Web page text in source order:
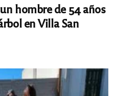
hombre de 54 años
en Villa San